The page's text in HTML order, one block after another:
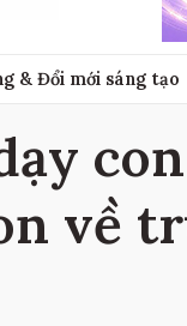
& Đổi mới sáng tạo
về